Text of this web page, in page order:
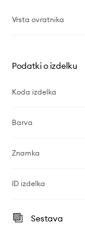
Vrsta ovratnika
Podatki o izdelku
Koda izdelka
Barva
Znamka
ID izdelka
Sestava